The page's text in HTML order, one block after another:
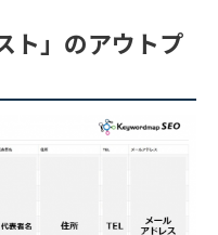
ト」のアウトプ